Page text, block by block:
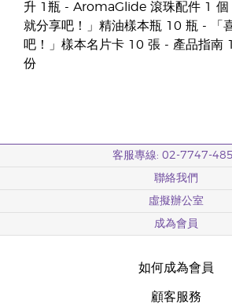
升 1瓶 - AromaGlide 滾珠配件 1 個
就分享吧！」精油樣本瓶 10 瓶 - 「
吧！」樣本名片卡 10 張 - 產品指南
份
客服專線: 02-7747-
聯絡我們
虛擬辦公室
成為會員
如何成為會員
顧客服務